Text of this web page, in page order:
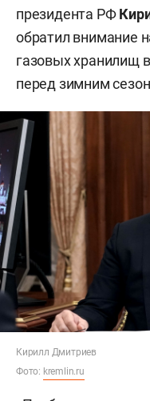
президента РФ
обратил внимание
газовых хранилищ
перед зимним
Кирилл Дмитриев
Фото: kremlin.ru